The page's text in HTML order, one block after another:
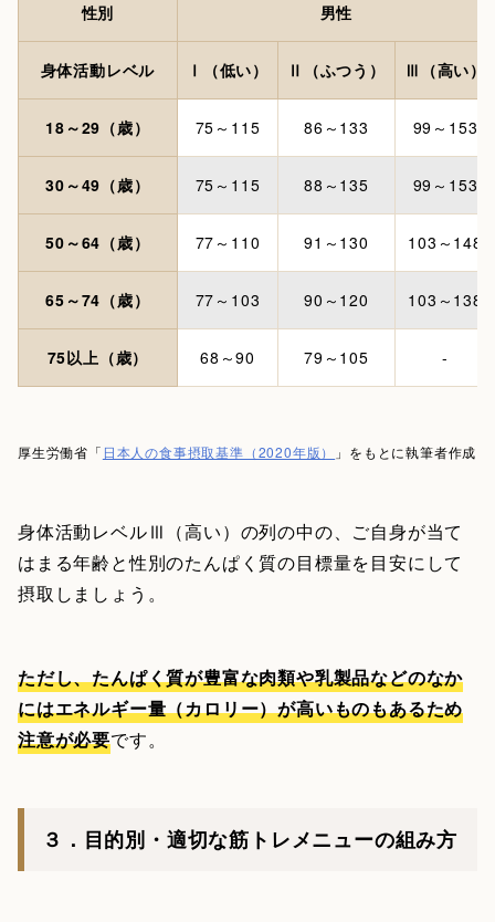
性別 男性
身体活動レベル Ⅰ（低い） Ⅱ（ふつう） Ⅲ（高い）
18～29（歳） 75～115 86～133 99～153
30～49（歳） 75～115 88～135 99～153
50～64（歳） 77～110 91～130 103～148
65～74（歳） 77～103 90～120 103～138
75以上（歳） 68～90 79～105 -
厚生労働省「 日本人の食事摂取基準（2020年版） 」をもとに執筆者作成
身体活動レベルⅢ（高い）の列の中の、ご自身が当て
はまる年齢と性別のたんぱく質の目標量を目安にして
摂取しましょう。
ただし、たんぱく質が豊富な肉類や乳製品などのなか
にはエネルギー量（カロリー）が高いものもあるため
注意が必要です。
３．目的別・適切な筋トレメニューの組み方